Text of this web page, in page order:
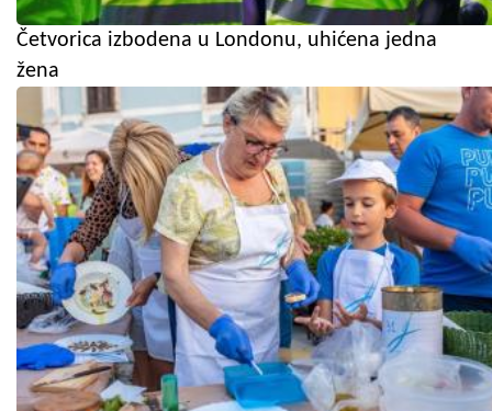
Četvorica izbodena u Londonu, uhićena jedna
žena